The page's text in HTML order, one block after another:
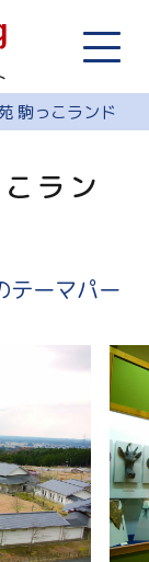
駒っこランド
ラン
テーマパー